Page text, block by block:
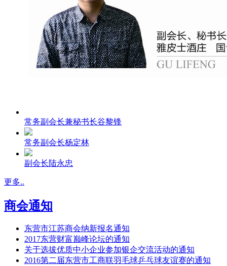
常务副会长兼秘书长谷黎锋
常务副会长杨定林
副会长陆永忠
更多..
商会通知
东营市江苏商会纳新报名通知
2017东营财富巅峰论坛的通知
关于选拔优质中小企业参加银企交流活动的通知
2016第二届东营市工商联羽毛球乒乓球友谊赛的通知